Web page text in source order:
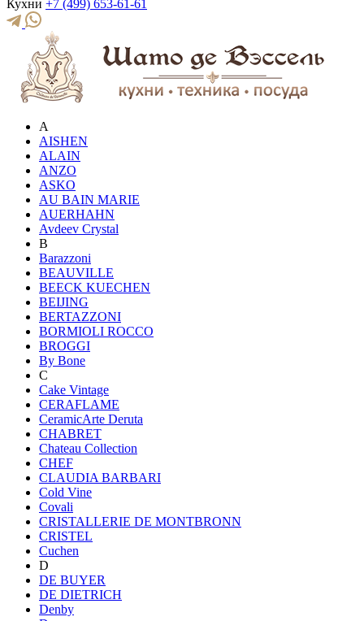
Кухни +7 (499) 653-61-61
A
AISHEN
ALAIN
ANZO
ASKO
AU BAIN MARIE
AUERHAHN
Avdeev Crystal
B
Barazzoni
BEAUVILLE
BEECK KUECHEN
BEIJING
BERTAZZONI
BORMIOLI ROCCO
BROGGI
By Bone
C
Cake Vintage
CERAFLAME
CeramicArte Deruta
CHABRET
Chateau Collection
CHEF
CLAUDIA BARBARI
Cold Vine
Covali
CRISTALLERIE DE MONTBRONN
CRISTEL
Cuchen
D
DE BUYER
DE DIETRICH
Denby